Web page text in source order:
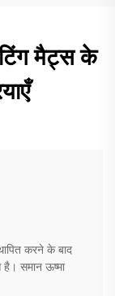
मैट्स के
करने के बाद
समान ऊष्मा